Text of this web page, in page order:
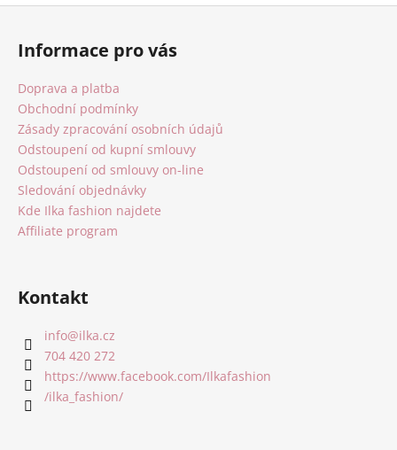
Z
Informace pro vás
Doprava a platba
Obchodní podmínky
Zásady zpracování osobních údajů
Odstoupení od kupní smlouvy
Odstoupení od smlouvy on-line
Sledování objednávky
Kde Ilka fashion najdete
Affiliate program
Kontakt
info@ilka.cz
704 420 272
https://www.facebook.com/Ilkafashion
/ilka_fashion/